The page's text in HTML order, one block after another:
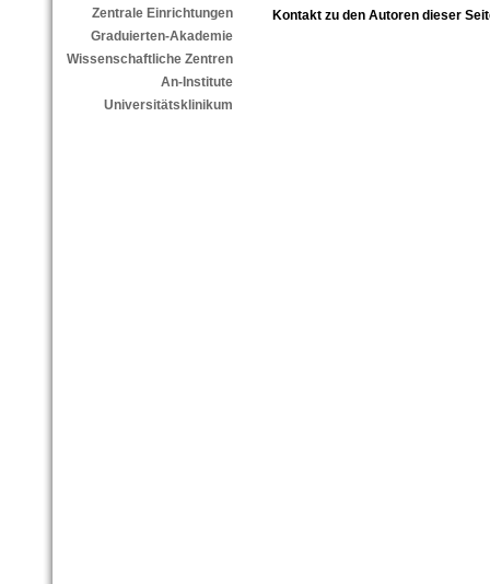
Zentrale Einrichtungen
Graduierten-Akademie
Wissenschaftliche Zentren
An-Institute
Universitätsklinikum
Kontakt zu den Autoren dieser